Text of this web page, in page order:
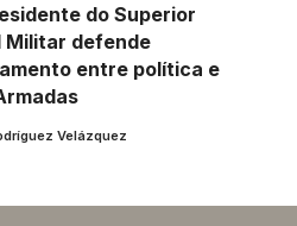
do Superior
Militar defende
entre política e
Velázquez